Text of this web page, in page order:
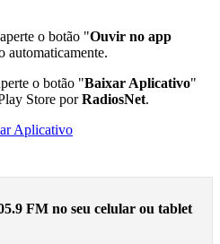
o botão "Ouvir no app
automaticamente.
o botão "Baixar Aplicativo"
Store porRadiosNet.
Aplicativo
FM no seu celular ou tablet